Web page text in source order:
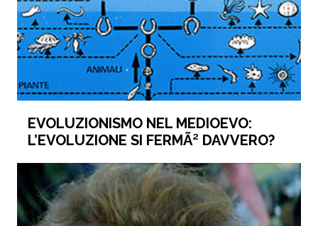
EVOLUZIONISMO NEL MEDIOEVO:
L’EVOLUZIONE SI FERMÃ² DAVVERO?